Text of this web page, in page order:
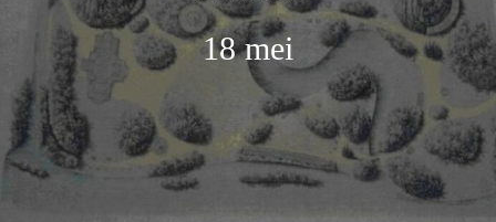
18 mei